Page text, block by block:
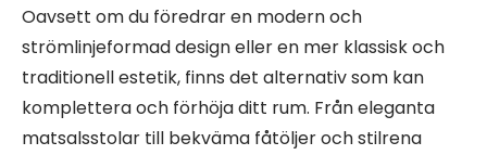
Oavsett om du föredrar en modern och
strömlinjeformad design eller en mer klassisk och
traditionell estetik, finns det alternativ som kan
komplettera och förhöja ditt rum. Från eleganta
matsalsstolar till bekväma fåtöljer och stilrena